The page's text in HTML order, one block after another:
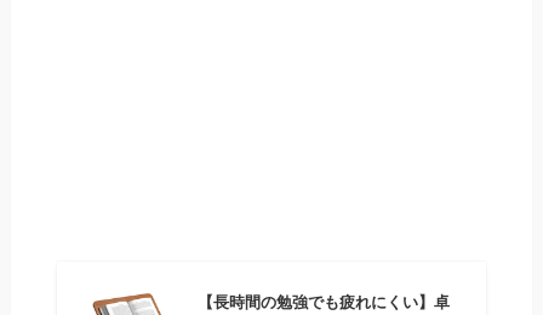
【長時間の勉強でも疲れにくい】卓